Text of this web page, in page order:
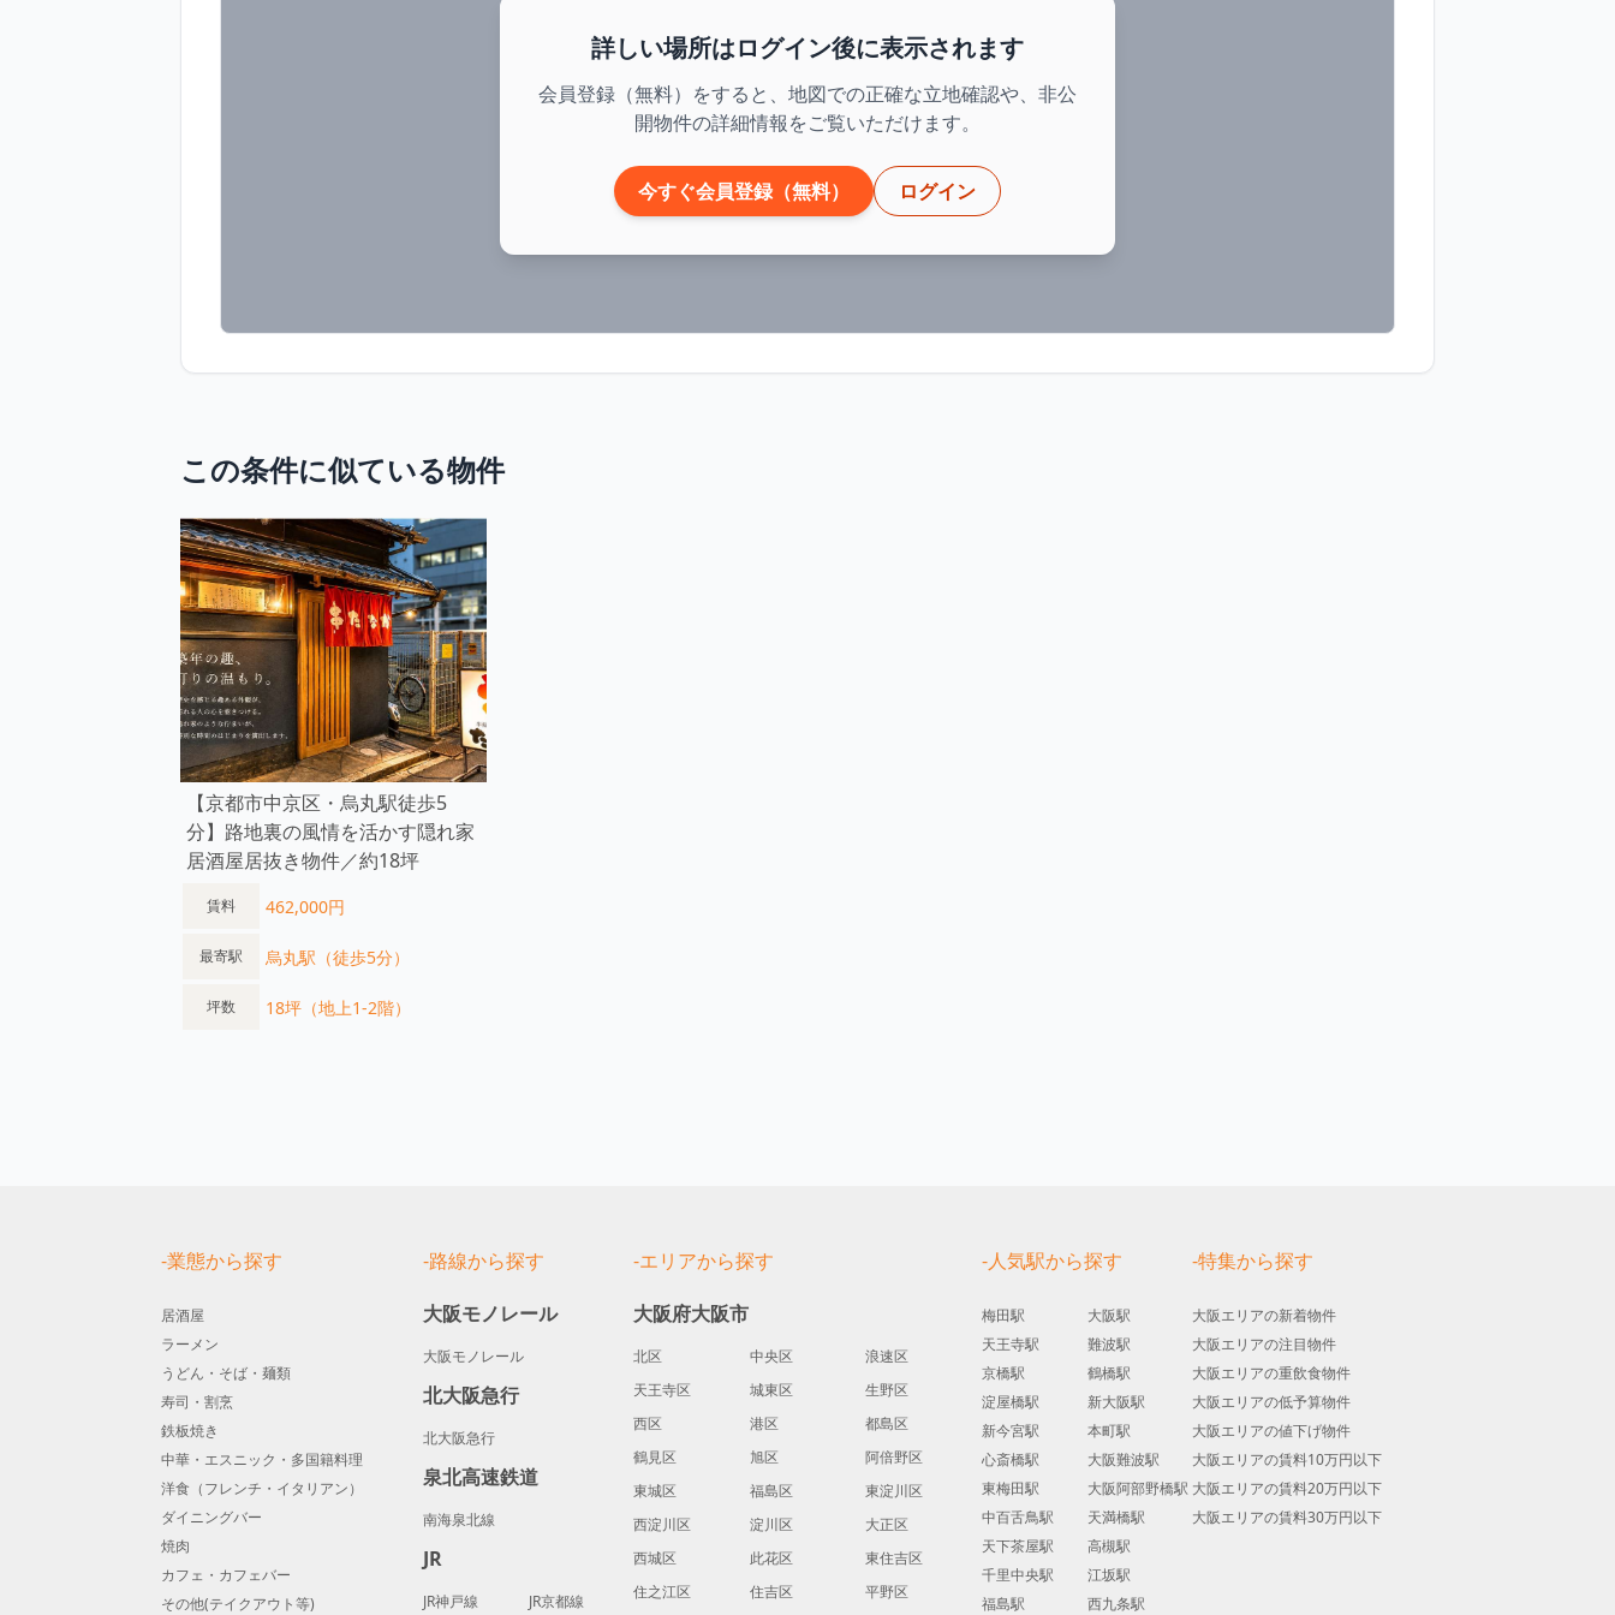
詳しい場所はログイン後に表示されます
会員登録（無料）をすると、地図での正確な立地確認や、非公
開物件の詳細情報をご覧いただけます。
今すぐ会員登録（無料） ログイン
この条件に似ている物件
【京都市中京区・烏丸駅徒歩5
分】路地裏の風情を活かす隠れ家
居酒屋居抜き物件／約18坪
賃料 462,000円
最寄駅 烏丸駅（徒歩5分）
坪数 18坪（地上1-2階）
-業態から探す
居酒屋
ラーメン
うどん・そば・麺類
寿司・割烹
鉄板焼き
中華・エスニック・多国籍料理
洋食（フレンチ・イタリアン）
ダイニングバー
焼肉
カフェ・カフェバー
その他(テイクアウト等)
-路線から探す
大阪モノレール
大阪モノレール
北大阪急行
北大阪急行
泉北高速鉄道
南海泉北線
JR
JR神戸線 JR京都線
-エリアから探す
大阪府大阪市
北区 中央区
浪速区
天王寺区
城東区
生野区
西区
港区
都島区
鶴見区
旭区
阿倍野区
東城区
福島区
東淀川区
西淀川区
淀川区
大正区
西城区
此花区
東住吉区
住之江区
住吉区 平野区
-人気駅から探す
梅田駅
大阪駅
天王寺駅
難波駅
京橋駅
鶴橋駅
淀屋橋駅
新大阪駅
新今宮駅
本町駅
心斎橋駅
大阪難波駅
東梅田駅
大阪阿部野橋駅
中百舌鳥駅
天満橋駅
天下茶屋駅
高槻駅
千里中央駅
江坂駅
福島駅
西九条駅
-特集から探す
大阪エリアの新着物件
大阪エリアの注目物件
大阪エリアの重飲食物件
大阪エリアの低予算物件
大阪エリアの値下げ物件
大阪エリアの賃料10万円以下
大阪エリアの賃料20万円以下
大阪エリアの賃料30万円以下